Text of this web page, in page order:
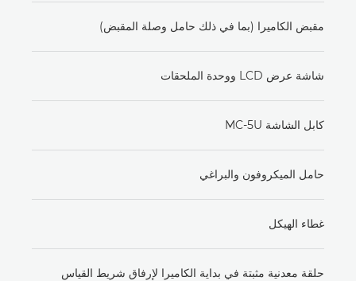
مقبض الكاميرا (بما في ذلك حامل وصلة المقبض)
شاشة عرض LCD ووحدة الملحقات
كابل الشاشة MC-5U
حامل الميكروفون والبراغي
غطاء الهيكل
حلقة معدنية مثبتة في بداية الكاميرا لإرفاق شريط القياس